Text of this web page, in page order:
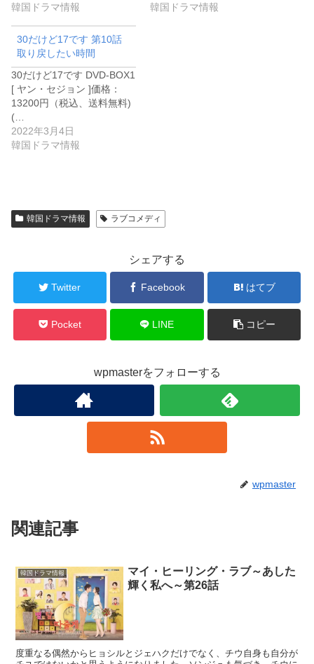
韓国ドラマ情報
韓国ドラマ情報
30だけど17です 第10話
取り戻したい時間
30だけど17です DVD-BOX1
[ ヤン・セジョン ]価格：
13200円（税込、送料無料)
(…
2022年3月4日
韓国ドラマ情報
韓国ドラマ情報 ラブコメディ
シェアする
Twitter Facebook はてブ
Pocket LINE コピー
wpmasterをフォローする
wpmaster
関連記事
韓国ドラマ情報
マイ・ヒーリング・ラブ～あした
輝く私へ～第26話
度重なる偶然からヒョシルとジェハクだけでなく、チウ自身も自分が